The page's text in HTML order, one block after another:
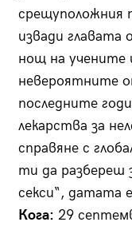
срещуположния
извади главата
нощ на учените
невероятните
последните
лекарства за
справяне с
ти да разбереш
секси“, датата
Кога: 29